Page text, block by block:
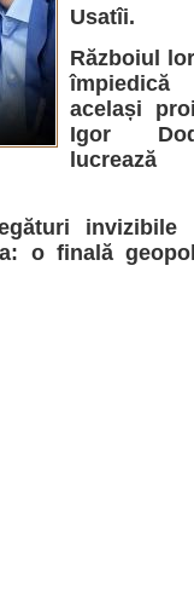
Usatîi.
Războiul
același
Igor
invizibile
o finală